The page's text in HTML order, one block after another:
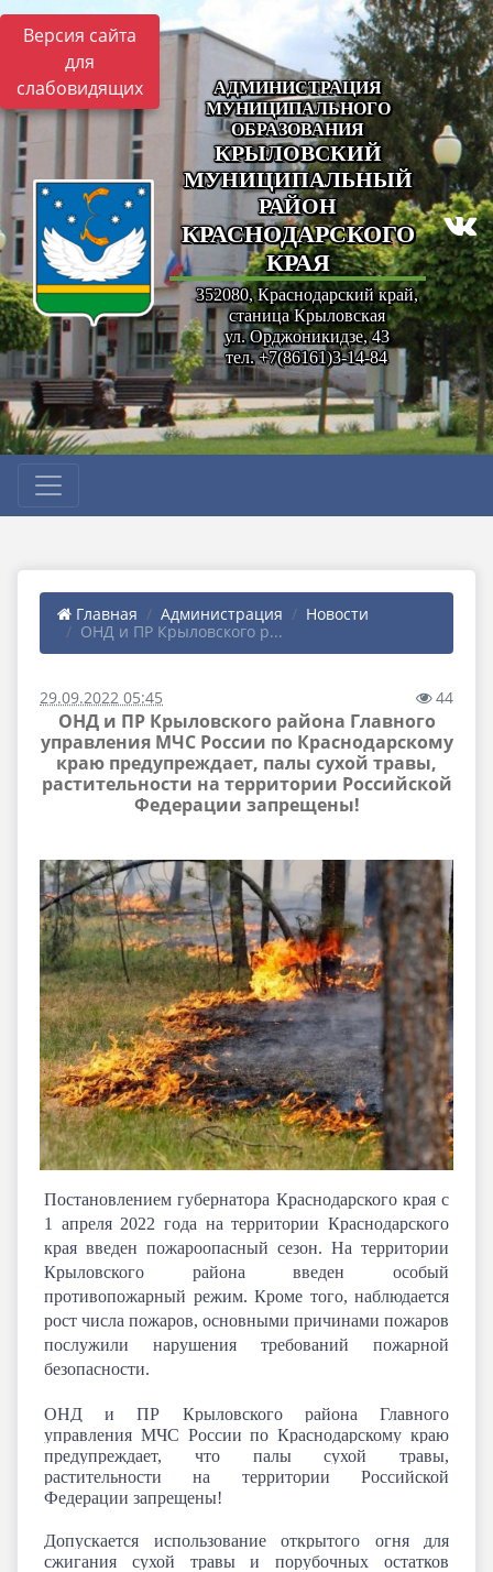
Версия сайта
для
слабовидящих
АДМИНИСТРАЦИЯ
МУНИЦИПАЛЬНОГО
ОБРАЗОВАНИЯ
КРЫЛОВСКИЙ
МУНИЦИПАЛЬНЫЙ
РАЙОН
КРАСНОДАРСКОГО
КРАЯ
352080, Краснодарский край,
станица Крыловская
ул. Орджоникидзе, 43
тел. +7(86161)3-14-84
Главная Администрация
Новости
ОНД и ПР Крыловского р...
29.09.2022 05:45 44
ОНД и ПР Крыловского района Главного
управления МЧС России по Краснодарскому
краю предупреждает, палы сухой травы,
растительности на территории Российской
Федерации запрещены!
Постановлением губернатора Краснодарского края с
1 апреля 2022 года на территории Краснодарского
края введен пожароопасный сезон. На территории
Крыловского района введен особый
противопожарный режим. Кроме того, наблюдается
рост числа пожаров, основными причинами пожаров
послужили нарушения требований пожарной
безопасности.
ОНД и ПР Крыловского района Главного
управления МЧС России по Краснодарскому краю
предупреждает, что палы сухой травы,
растительности на территории Российской
Федерации запрещены!
Допускается использование открытого огня для
сжигания сухой травы и порубочных остатков